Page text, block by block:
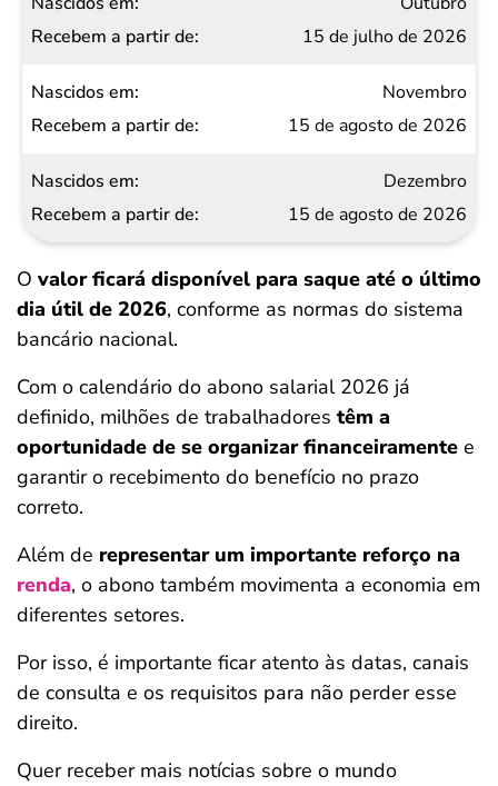
15 de julho de 2026
Novembro
15 de agosto de 2026
Dezembro
15 de agosto de 2026
O valor ficará disponível para saque até o último
dia útil de 2026, conforme as normas do sistema
bancário nacional.
Com o calendário do abono salarial 2026 já
definido, milhões de trabalhadores têm a
oportunidade de se organizar financeiramente e
garantir o recebimento do benefício no prazo
correto.
Além de representar um importante reforço na
renda, o abono também movimenta a economia em
diferentes setores.
Por isso, é importante ficar atento às datas, canais
de consulta e os requisitos para não perder esse
direito.
Quer receber mais notícias sobre o mundo